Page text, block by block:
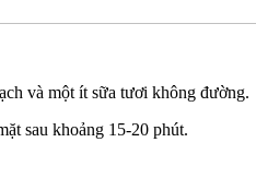
và một ít sữa tươi không đường.
sau khoảng 15-20 phút.